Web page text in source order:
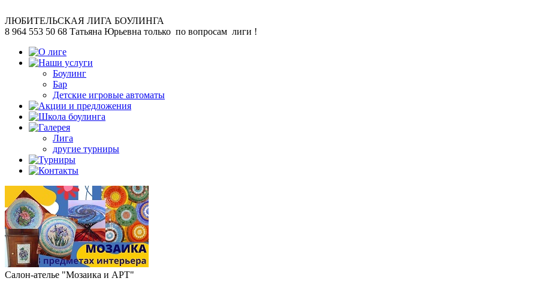
ЛЮБИТЕЛЬСКАЯ ЛИГА БОУЛИНГА
8 964 553 50 68 Татьяна Юрьевна только по вопросам лиги !
Боулинг
Бар
Детские игровые автоматы
Лига
другие турниры
Салон-ателье "Мозаика и АРТ"